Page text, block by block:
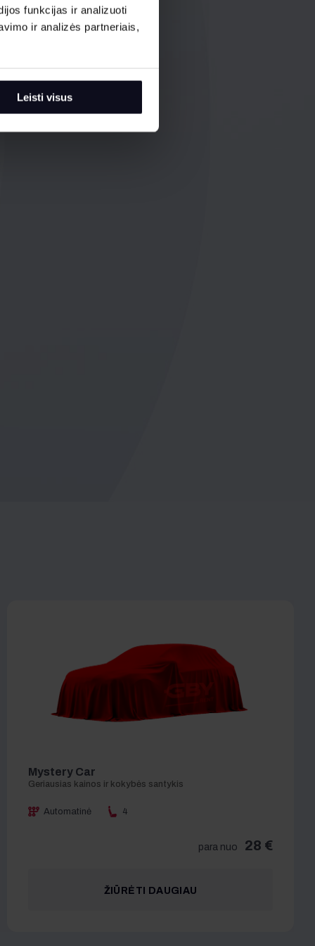
funkcijas ir analizuoti
ir analizės partneriais,
Leisti visus
Mystery Car
Automatinė 4
para nuo 28 €
ŽIŪRĖTI DAUGIAU